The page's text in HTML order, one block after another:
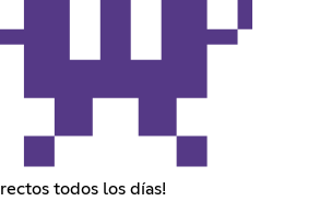
todos los días!